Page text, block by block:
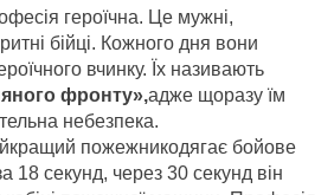
героїчна. Це мужні,
бійці. Кожного дня вони
вчинку. Їх називають
фронту»,адже щоразу їм
небезпека.
пожежникодягає бойове
18 секунд, через 30 секунд він